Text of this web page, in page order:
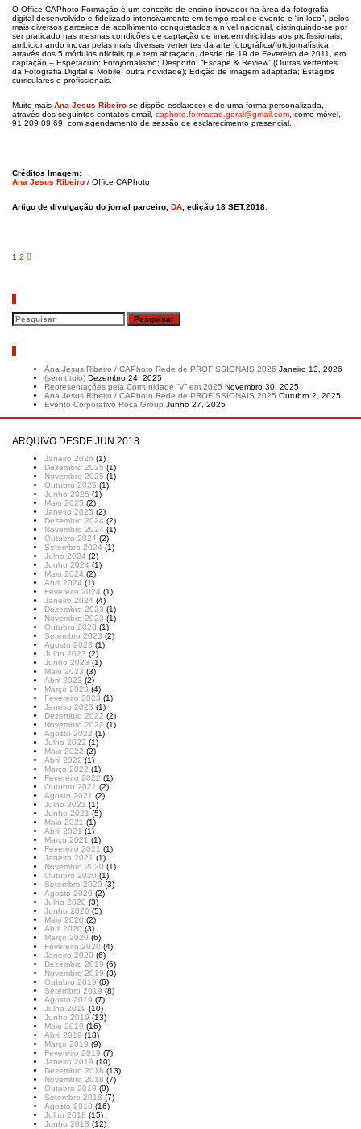
O Office CAPhoto Formação é um conceito de ensino inovador na área da fotografia
digital desenvolvido e fidelizado intensivamente em tempo real de evento e “in loco”, pelos
mais diversos parceiros de acolhimento conquistados a nível nacional, distinguindo-se por
ser praticado nas mesmas condições de captação de imagem dirigidas aos profissionais,
ambicionando inovar pelas mais diversas vertentes da arte fotográfica/fotojornalística,
através dos 5 módulos oficiais que tem abraçado, desde de 19 de Fevereiro de 2011, em
captação – Espetáculo; Fotojornalismo; Desporto; “Escape & Review” (Outras vertentes
da Fotografia Digital e Mobile, outra novidade); Edição de imagem adaptada; Estágios
curriculares e profissionais.
Muito mais Ana Jesus Ribeiro se dispõe esclarecer e de uma forma personalizada,
através dos seguintes contatos email, caphoto.formacao.geral@gmail.com , como móvel,
91 209 09 69, com agendamento de sessão de esclarecimento presencial.
Créditos Imagem:
Ana Jesus Ribeiro / Office CAPhoto
Artigo de divulgação do jornal parceiro, DA , edição 18 SET.2018.
Paginação
1 2
Ana Jesus Ribeiro / CAPhoto Rede de PROFISSIONAIS 2026 Janeiro 13, 2026
(sem título) Dezembro 24, 2025
Representações pela Comunidade “V” em 2025 Novembro 30, 2025
Ana Jesus Ribeiro / CAPhoto Rede de PROFISSIONAIS 2025 Outubro 2, 2025
Evento Corporativo Roca Group Junho 27, 2025
ARQUIVO DESDE JUN.2018
Janeiro 2026 (1)
Dezembro 2025 (1)
Novembro 2025 (1)
Outubro 2025 (1)
Junho 2025 (1)
Maio 2025 (2)
Janeiro 2025 (2)
Dezembro 2024 (2)
Novembro 2024 (1)
Outubro 2024 (2)
Setembro 2024 (1)
Julho 2024 (2)
Junho 2024 (1)
Maio 2024 (2)
Abril 2024 (1)
Fevereiro 2024 (1)
Janeiro 2024 (4)
Dezembro 2023 (1)
Novembro 2023 (1)
Outubro 2023 (1)
Setembro 2023 (2)
Agosto 2023 (1)
Julho 2023 (2)
Junho 2023 (1)
Maio 2023 (3)
Abril 2023 (2)
Março 2023 (4)
Fevereiro 2023 (1)
Janeiro 2023 (1)
Dezembro 2022 (2)
Novembro 2022 (1)
Agosto 2022 (1)
Julho 2022 (1)
Maio 2022 (2)
Abril 2022 (1)
Março 2022 (1)
Fevereiro 2022 (1)
Outubro 2021 (2)
Agosto 2021 (2)
Julho 2021 (1)
Junho 2021 (5)
Maio 2021 (1)
Abril 2021 (1)
Março 2021 (1)
Fevereiro 2021 (1)
Janeiro 2021 (1)
Novembro 2020 (1)
Outubro 2020 (1)
Setembro 2020 (3)
Agosto 2020 (2)
Julho 2020 (3)
Junho 2020 (5)
Maio 2020 (2)
Abril 2020 (3)
Março 2020 (6)
Fevereiro 2020 (4)
Janeiro 2020 (6)
Dezembro 2019 (6)
Novembro 2019 (3)
Outubro 2019 (6)
Setembro 2019 (8)
Agosto 2019 (7)
Julho 2019 (10)
Junho 2019 (13)
Maio 2019 (16)
Abril 2019 (18)
Março 2019 (9)
Fevereiro 2019 (7)
Janeiro 2019 (10)
Dezembro 2018 (13)
Novembro 2018 (7)
Outubro 2018 (9)
Setembro 2018 (7)
Agosto 2018 (16)
Julho 2018 (15)
Junho 2018 (12)